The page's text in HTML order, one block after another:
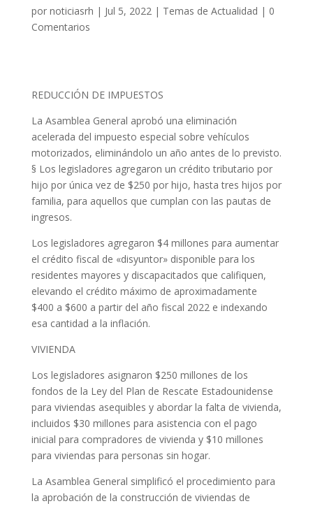
por noticiasrh | Jul 5, 2022| Temas de Actualidad | 0
Comentarios
REDUCCIÓN DE IMPUESTOS
La Asamblea General aprobó una eliminación
acelerada del impuesto especial sobre vehículos
motorizados, eliminándolo un año antes de lo previsto.
§ Los legisladores agregaron un crédito tributario por
hijo por única vez de $250 por hijo, hasta tres hijos por
familia, para aquellos que cumplan con las pautas de
ingresos.
Los legisladores agregaron $4 millones para aumentar
el crédito fiscal de «disyuntor» disponible para los
residentes mayores y discapacitados que califiquen,
elevando el crédito máximo de aproximadamente
$400 a $600 a partir del año fiscal 2022 e indexando
esa cantidad a la inflación.
VIVIENDA
Los legisladores asignaron $250 millones de los
fondos de la Ley del Plan de Rescate Estadounidense
para viviendas asequibles y abordar la falta de vivienda,
incluidos $30 millones para asistencia con el pago
inicial para compradores de vivienda y $10 millones
para viviendas para personas sin hogar.
La Asamblea General simplificó el procedimiento para
la aprobación de la construcción de viviendas de